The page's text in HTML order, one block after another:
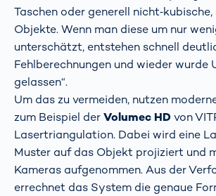
Taschen oder generell
Objekte. Wenn man diese um nur
unterschätzt, entstehen schnell
Fehlberechnungen und wieder wurde
gelassen“.
Um das zu vermeiden, nutzen
zum Beispiel derVolumec HDvon
Lasertriangulation. Dabei wird eine
Muster auf das Objekt projiziert und
Kameras aufgenommen. Aus der
errechnet das System die genaue